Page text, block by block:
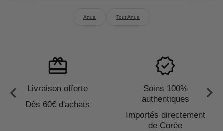
Anua Tout Anua
redeem
Livraison offerte
Dès 60€ d'achats
verified
Soins 100%
authentiques
Importés directement
de Corée